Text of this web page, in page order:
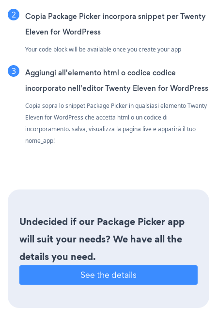
Copia Package Picker incorpora snippet per Twenty
Eleven for WordPress
Your code block will be available once you create your app
Aggiungi all'elemento html o codice codice
incorporato nell'editor Twenty Eleven for WordPress
Copia sopra lo snippet Package Picker in qualsiasi elemento Twenty
Eleven for WordPress che accetta html o un codice di
incorporamento. salva, visualizza la pagina live e apparirà il tuo
nome_app!
Undecided if our Package Picker app
will suit your needs? We have all the
details you need.
See the details